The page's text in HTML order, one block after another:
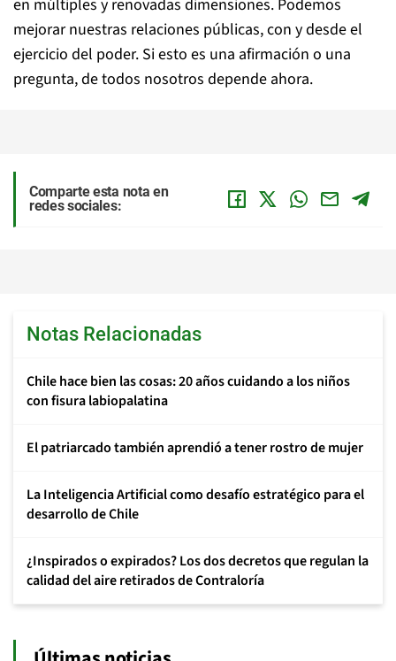
en múltiples y renovadas dimensiones. Podemos
mejorar nuestras relaciones públicas, con y desde el
ejercicio del poder. Si esto es una afirmación o una
pregunta, de todos nosotros depende ahora.
Comparte esta nota en
redes sociales:
Notas Relacionadas
Chile hace bien las cosas: 20 años cuidando a los niños
con fisura labiopalatina
El patriarcado también aprendió a tener rostro de mujer
La Inteligencia Artificial como desafío estratégico para el
desarrollo de Chile
¿Inspirados o expirados? Los dos decretos que regulan la
calidad del aire retirados de Contraloría